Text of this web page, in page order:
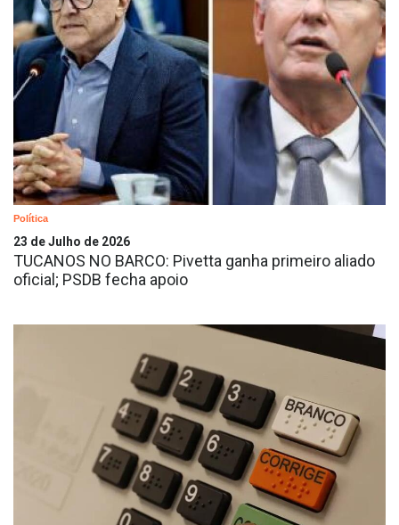
Política
23 de Julho de 2026
TUCANOS NO BARCO: Pivetta ganha primeiro aliado
oficial; PSDB fecha apoio